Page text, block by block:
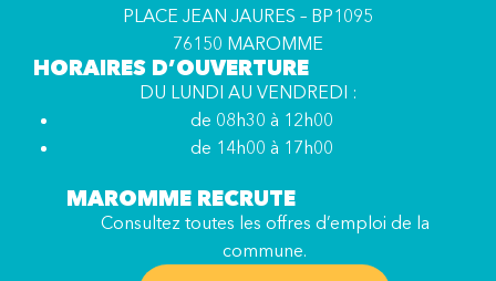
PLACE JEAN JAURES – BP1095
76150 MAROMME
HORAIRES D’OUVERTURE
DU LUNDI AU VENDREDI :
de 08h30 à 12h00
de 14h00 à 17h00
MAROMME RECRUTE
Consultez toutes les offres d’emploi de la
commune.